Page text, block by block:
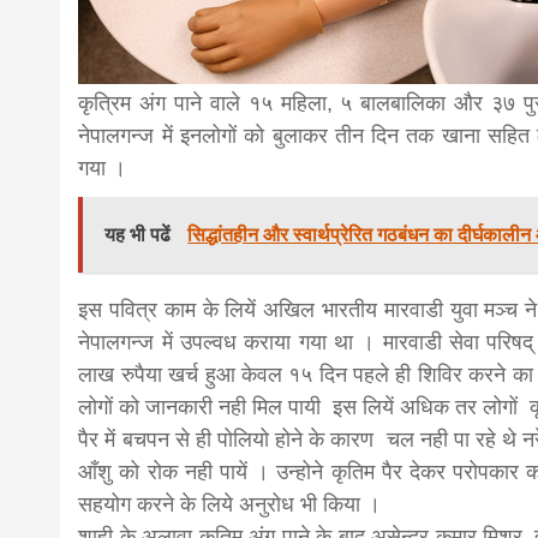
news,
khabar
कृत्रिम अंग पाने वाले १५ महिला, ५ बालबालिका और
नेपालगन्ज में इनलोगों को बुलाकर तीन दिन तक खाना
गया ।
यह भी पढें सिद्धांतहीन और स्वार्थप्रेरित गठबंधन का
इस पवित्र काम के लियें अखिल भारतीय मारवाडी युवा मञ्च
नेपालगन्ज में उपल्वध कराया गया था । मारवाडी सेवा
लाख रुपैया खर्च हुआ केवल १५ दिन पहले ही शिविर करने का
लोगों को जानकारी नही मिल पायी इस लियें अधिक तर
पैर में बचपन से ही पोलियो होने के कारण चल नही पा रहे थे
आँशु को रोक नही पायें । उन्होने कृतिम पैर देकर परोपकार
सहयोग करने के लिये अनुरोध भी किया ।